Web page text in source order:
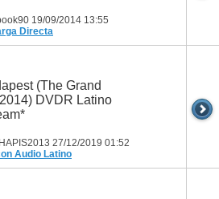
19/09/2014 13:55
Directa
(The Grand
DVDR Latino
27/12/2019 01:52
Audio Latino